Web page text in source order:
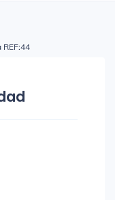
REF:44